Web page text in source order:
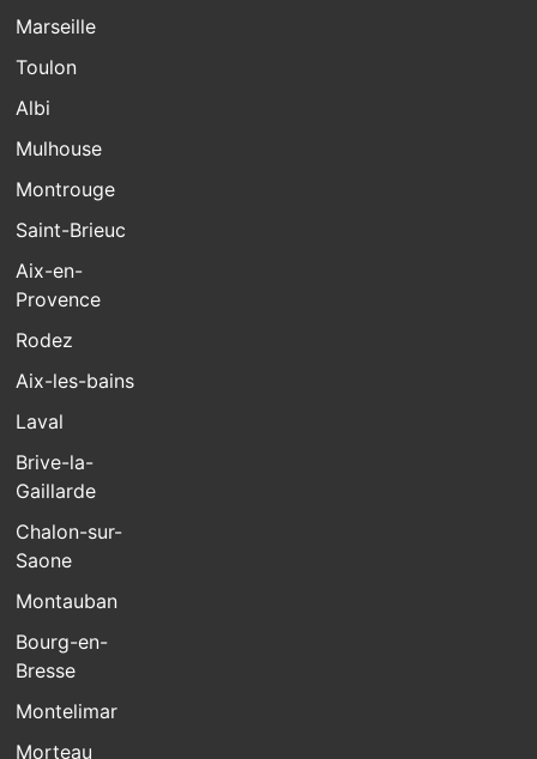
Marseille
Toulon
Albi
Mulhouse
Montrouge
Saint-Brieuc
Aix-en-
Provence
Rodez
Aix-les-bains
Laval
Brive-la-
Gaillarde
Chalon-sur-
Saone
Montauban
Bourg-en-
Bresse
Montelimar
Morteau